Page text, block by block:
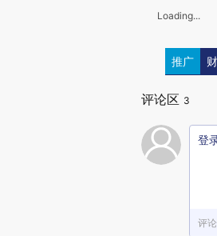
Loading...
推广
评论区 3
登
评